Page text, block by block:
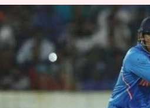
2019 विश्व कप में ये
सकते हैं एसएस धोनी
लेखन Neeraj Pandey May 24, 2019
क्या है खबर?